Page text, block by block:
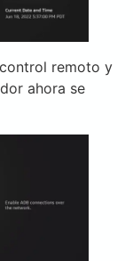
remoto y
ahora se